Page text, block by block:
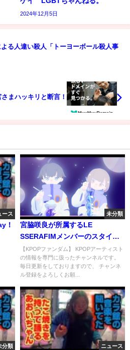
2024年12月5日
よる人違い殺人「トーヨーボール殺人事
まハッキリと断言！
ース
！
未分類
宮脇咲良が所属するLE
SSERAFIMメンバーのスタイル
の差がありすぎると話題に
【KPOPファンダム】 KPOPアーティスト
の情報を専門に扱ったチャンネルです。
毎日更新をしておりますので、 チャンネ
ル登録をよろしくお願...
分類 ニュース